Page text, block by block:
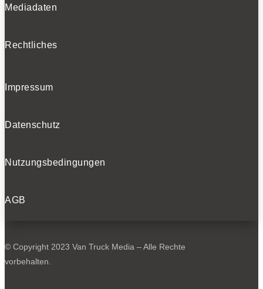
Mediadaten
Rechtliches
Impressum
Datenschutz
Nutzungsbedingungen
AGB
© Copyright 2023 Van Truck Media – Alle Rechte
vorbehalten.